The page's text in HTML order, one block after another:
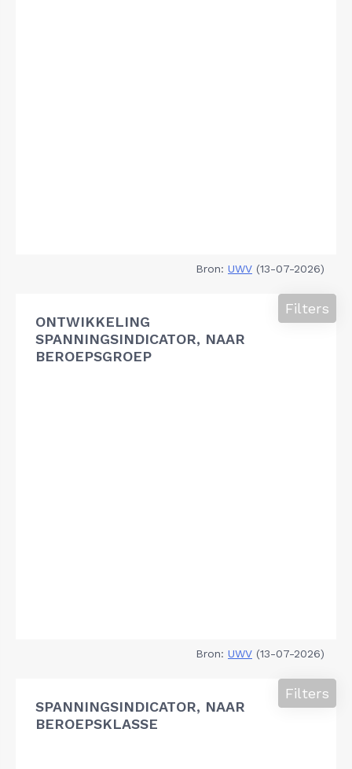
Bron: UWV (13-07-2026)
ONTWIKKELING
SPANNINGSINDICATOR, NAAR
BEROEPSGROEP
Filters
Bron: UWV (13-07-2026)
SPANNINGSINDICATOR, NAAR
BEROEPSKLASSE
Filters